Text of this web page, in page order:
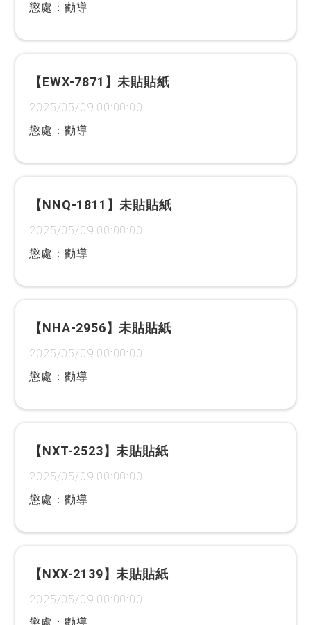
懲處：勸導
【EWX-7871】未貼貼紙
2025/05/09 00:00:00
懲處：勸導
【NNQ-1811】未貼貼紙
2025/05/09 00:00:00
懲處：勸導
【NHA-2956】未貼貼紙
2025/05/09 00:00:00
懲處：勸導
【NXT-2523】未貼貼紙
2025/05/09 00:00:00
懲處：勸導
【NXX-2139】未貼貼紙
2025/05/09 00:00:00